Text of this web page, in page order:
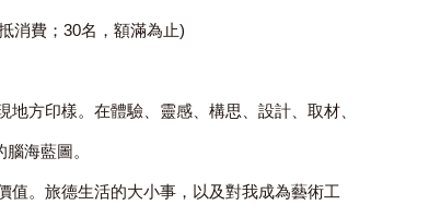
消費；30名，額滿為止)
地方印樣。在體驗、靈感、構思、設計、取材、
海藍圖。
值。旅德生活的大小事，以及對我成為藝術工